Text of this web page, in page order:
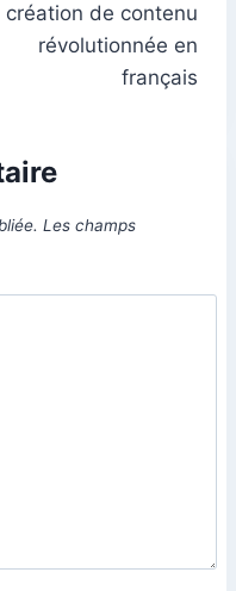
création de contenu
révolutionnée en
français
Les champs